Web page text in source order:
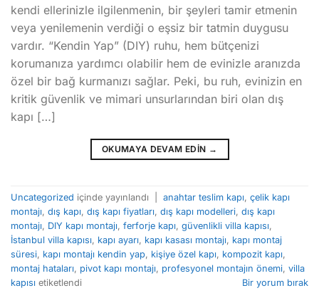
kendi ellerinizle ilgilenmenin, bir şeyleri tamir etmenin
veya yenilemenin verdiği o eşsiz bir tatmin duygusu
vardır. “Kendin Yap” (DIY) ruhu, hem bütçenizi
korumanıza yardımcı olabilir hem de evinizle aranızda
özel bir bağ kurmanızı sağlar. Peki, bu ruh, evinizin en
kritik güvenlik ve mimari unsurlarından biri olan dış
kapı […]
OKUMAYA DEVAM EDIN →
Uncategorized içinde yayınlandı anahtar teslim kapı, çelik kapı
montajı, dış kapı, dış kapı fiyatları, dış kapı modelleri, dış kapı
montajı, DIY kapı montajı, ferforje kapı, güvenlikli villa kapısı,
İstanbul villa kapısı, kapı ayarı, kapı kasası montajı, kapı montaj
süresi, kapı montajı kendin yap, kişiye özel kapı, kompozit kapı,
montaj hataları, pivot kapı montajı, profesyonel montajın önemi, villa
kapısı etiketlendi Bir yorum bırak